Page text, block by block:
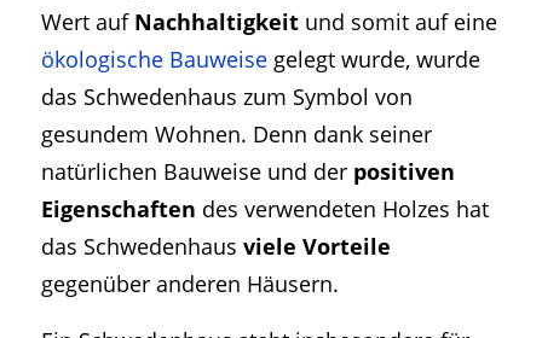
Wert auf Nachhaltigkeitund somit auf eine
ökologische Bauweisegelegt wurde, wurde
das Schwedenhaus zum Symbol von
gesundem Wohnen. Denn dank seiner
natürlichen Bauweise und der positiven
Eigenschaften des verwendeten Holzes hat
das Schwedenhaus viele Vorteile
gegenüber anderen Häusern.